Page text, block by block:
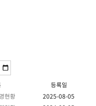
등록일
현황
2025-08-05